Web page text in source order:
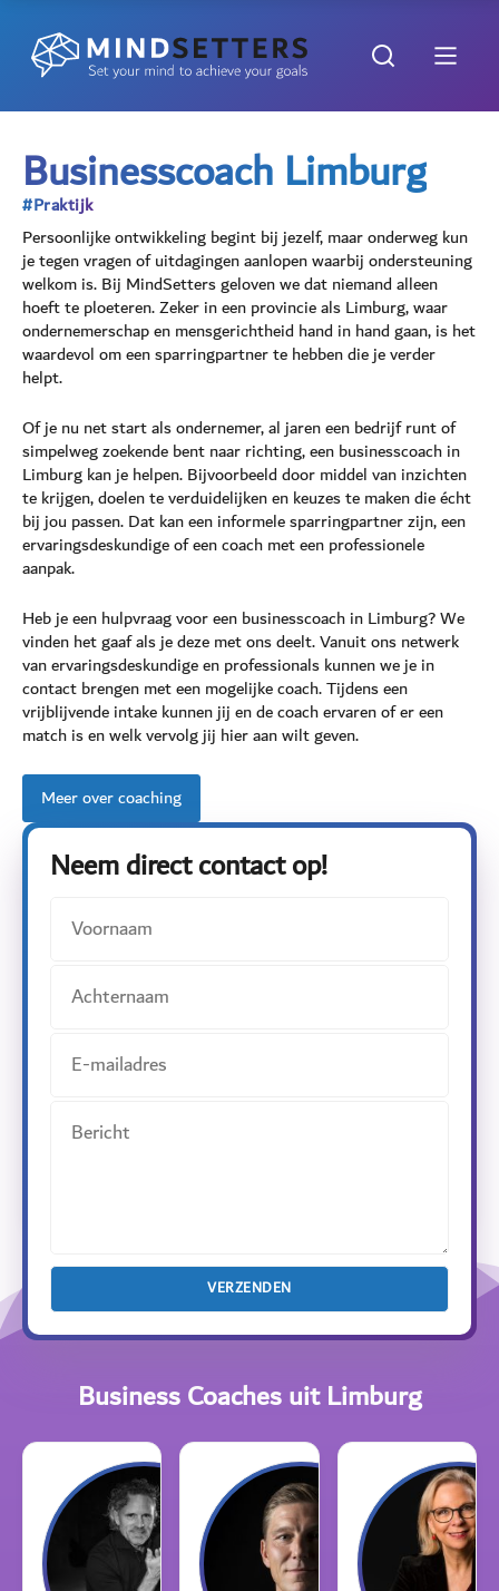
Businesscoach Limburg
#Praktijk
Persoonlijke ontwikkeling begint bij jezelf, maar onderweg kun
je tegen vragen of uitdagingen aanlopen waarbij ondersteuning
welkom is. Bij MindSetters geloven we dat niemand alleen
hoeft te ploeteren. Zeker in een provincie als Limburg, waar
ondernemerschap en mensgerichtheid hand in hand gaan, is het
waardevol om een sparringpartner te hebben die je verder
helpt.
Of je nu net start als ondernemer, al jaren een bedrijf runt of
simpelweg zoekende bent naar richting, een businesscoach in
Limburg kan je helpen. Bijvoorbeeld door middel van inzichten
te krijgen, doelen te verduidelijken en keuzes te maken die écht
bij jou passen. Dat kan een informele sparringpartner zijn, een
ervaringsdeskundige of een coach met een professionele
aanpak.
Heb je een hulpvraag voor een businesscoach in Limburg? We
vinden het gaaf als je deze met ons deelt. Vanuit ons netwerk
van ervaringsdeskundige en professionals kunnen we je in
contact brengen met een mogelijke coach. Tijdens een
vrijblijvende intake kunnen jij en de coach ervaren of er een
match is en welk vervolg jij hier aan wilt geven.
Meer over coaching
Neem direct contact op!
Business Coaches uit Limburg